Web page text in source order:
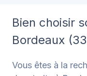
Bien choisir
Bordeaux
Vous êtes à la